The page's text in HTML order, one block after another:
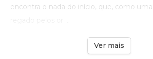
encontra o nada do início, que, como
Ver mais